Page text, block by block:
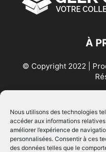
Nous utilisons des technologies
accéder aux informations
améliorer l’expérience de
personnalisées. Consentir à ces
des données telles que le
À
© Copyright 2022 |